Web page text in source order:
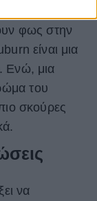
φως στην
είναι μια
Ενώ, μια
του
σκούρες
να